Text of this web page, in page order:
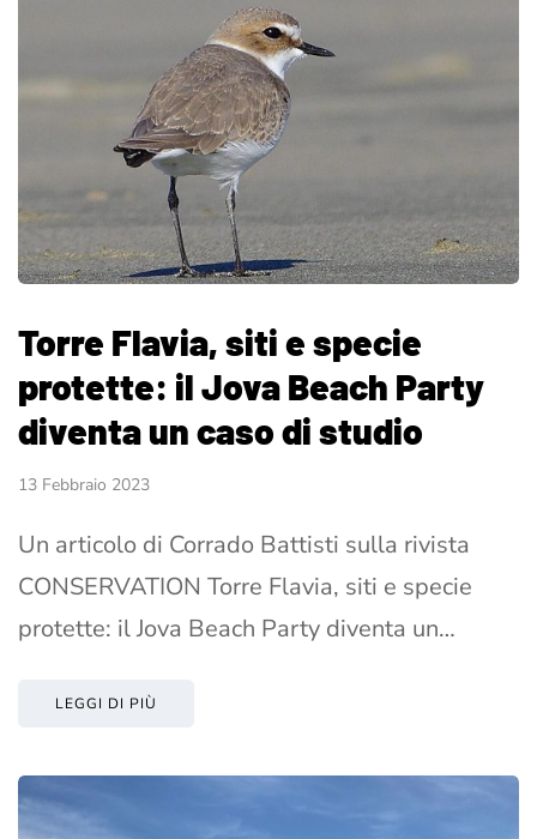
Torre Flavia, siti e specie
protette: il Jova Beach Party
diventa un caso di studio
13 Febbraio 2023
Un articolo di Corrado Battisti sulla rivista
CONSERVATION Torre Flavia, siti e specie
protette: il Jova Beach Party diventa un…
LEGGI DI PIÙ